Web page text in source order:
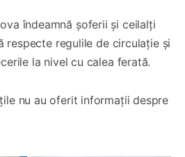
îndeamnă șoferii și ceilalți
respecte regulile de circulație și
la nivel cu calea ferată.
nu au oferit informații despre